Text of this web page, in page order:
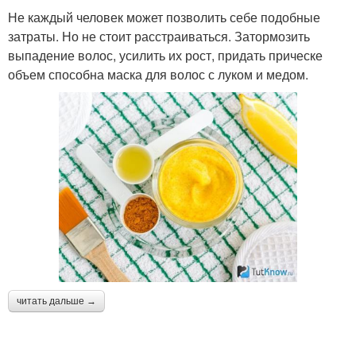
Не каждый человек может позволить себе подобные
затраты. Но не стоит расстраиваться. Затормозить
выпадение волос, усилить их рост, придать прическе
объем способна маска для волос с луком и медом.
читать дальше →